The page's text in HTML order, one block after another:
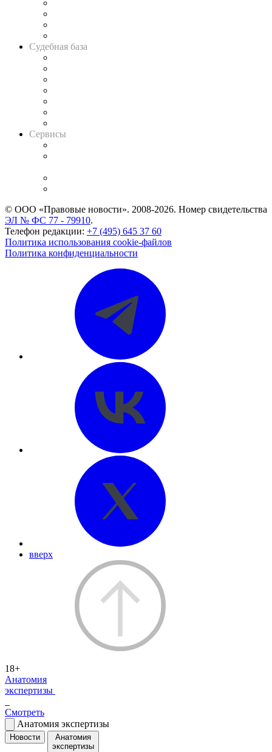
Судебная база
Сервисы
© ООО «Правовые новости». 2008-2026. Номер свидетельства
ЭЛ № ФС 77 - 79910.
Телефон редакции: +7 (495) 645 37 60
Политика использования cookie-файлов
Политика конфиденциальности
вверх
18+
Анатомия
экспертизы
Смотреть
Анатомия экспертизы
Новости
Анатомия
экспертизы